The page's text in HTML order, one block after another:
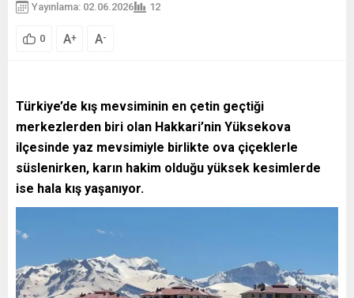
Yayınlama: 02.06.2026 12
0 A+ A-
Türkiye’de kış mevsiminin en çetin geçtiği
merkezlerden biri olan Hakkari’nin Yüksekova
ilçesinde yaz mevsimiyle birlikte ova çiçeklerle
süslenirken, karın hakim olduğu yüksek kesimlerde
ise hala kış yaşanıyor.